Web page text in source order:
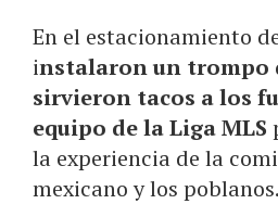
En el estacionamiento
instalaron un trompo
sirvieron tacos a los
equipo de la Liga MLS
la experiencia de la
mexicano y los poblanos.